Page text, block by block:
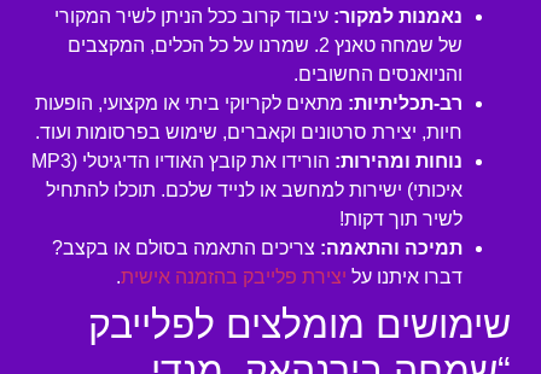
נאמנות למקור: עיבוד קרוב ככל הניתן לשיר המקורי
של שמחה טאנץ 2. שמרנו על כל הכלים, המקצבים
והניואנסים החשובים.
רב-תכליתיות: מתאים לקריוקי ביתי או מקצועי, הופעות
חיות, יצירת סרטונים וקאברים, שימוש בפרסומות ועוד.
נוחות ומהירות:
הורידו את קובץ האודיו הדיגיטלי (MP3
איכותי) ישירות למחשב או לנייד שלכם. תוכלו להתחיל
לשיר תוך דקות!
תמיכה והתאמה: צריכים התאמה בסולם או בקצב?
דברו איתנו על יצירת פלייבק בהזמנה אישית.
שימושים מומלצים לפלייבק